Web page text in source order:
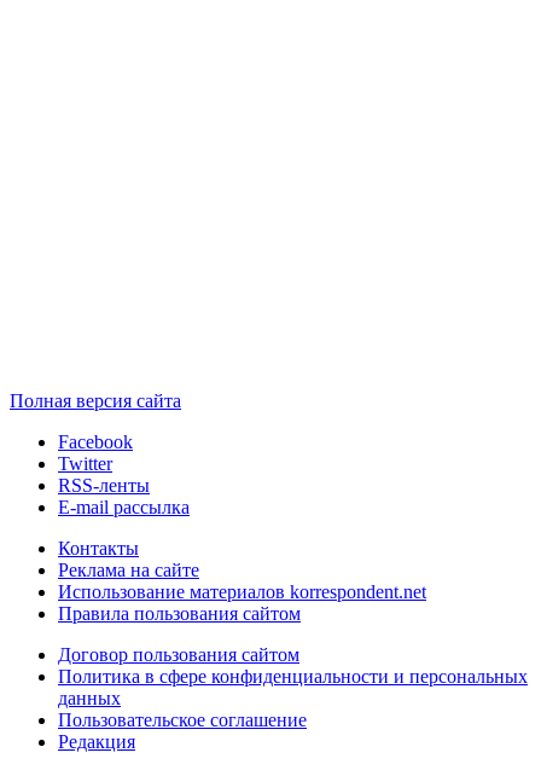
Полная версия сайта
Facebook
Twitter
RSS-ленты
E-mail рассылка
Контакты
Реклама на сайте
Использование материалов korrespondent.net
Правила пользования сайтом
Договор пользования сайтом
Политика в сфере конфиденциальности и персональных
данных
Пользовательское соглашение
Редакция